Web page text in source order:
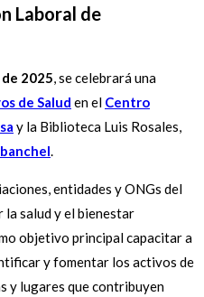
Laboral de
2025, se celebrará una
de Salud en el Centro
y la Biblioteca Luis Rosales,
.
entidades y ONGs del
salud y el bienestar
objetivo principal capacitar a
y fomentar los activos de
y lugares que contribuyen